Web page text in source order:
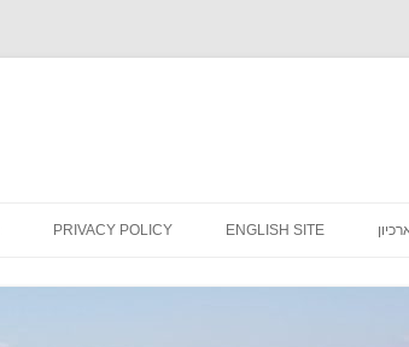
ENGLISH SITE
PRIVACY POLICY